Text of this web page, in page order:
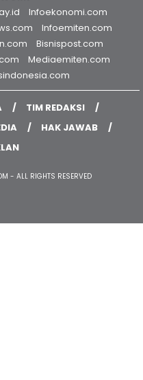
Infoekonomi.com
Infoemiten.com
Bisnispost.com
Mediaemiten.com
TIM REDAKSI
HAK JAWAB
- ALL RIGHTS RESERVED